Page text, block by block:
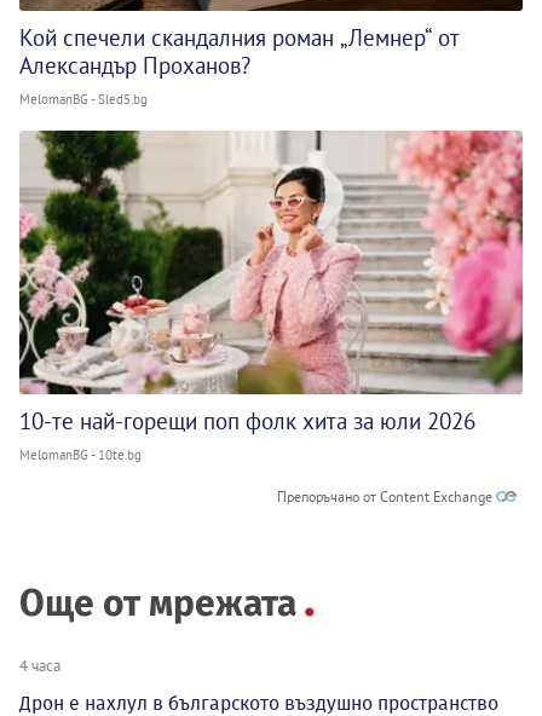
Кой спечели скандалния роман „Лемнер“ от
Александър Проханов?
MelomanBG - Sled5.bg
10-те най-горещи поп фолк хита за юли 2026
MelomanBG - 10te.bg
Препоръчано от Content Exchange
Още от мрежата
4 часа
Дрон е нахлул в българското въздушно пространство